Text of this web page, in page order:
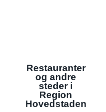
Restauranter
og andre
steder i
Region
Hovedstaden